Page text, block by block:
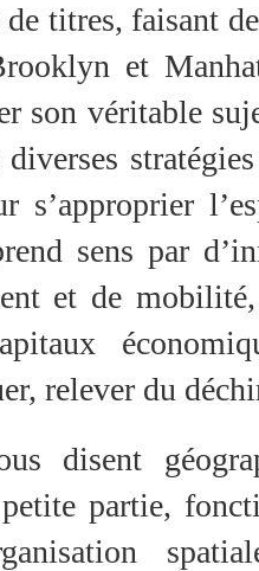
de titres, faisant
et
son véritable
s’approprier
sens par
et de
relever du
disent
partie,